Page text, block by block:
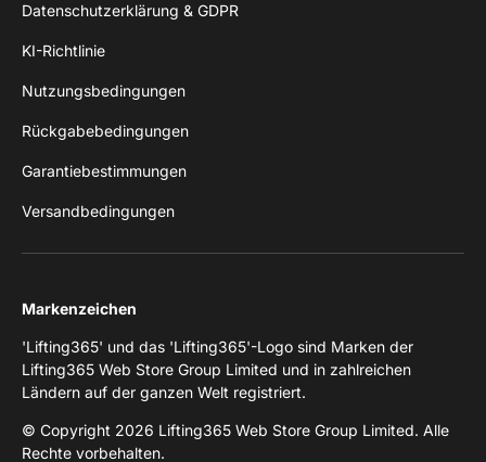
Datenschutzerklärung & GDPR
KI-Richtlinie
Nutzungsbedingungen
Rückgabebedingungen
Garantiebestimmungen
Versandbedingungen
Markenzeichen
'Lifting365' und das 'Lifting365'-Logo sind Marken der
Lifting365 Web Store Group Limited und in zahlreichen
Ländern auf der ganzen Welt registriert.
© Copyright 2026 Lifting365 Web Store Group Limited. Alle
Rechte vorbehalten.